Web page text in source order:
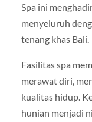
Spa ini
menyeluruh
tenang khas Bali.
Fasilitas spa
merawat diri,
kualitas hidup.
hunian menjadi